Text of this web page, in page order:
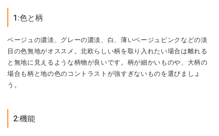
1:色と柄
ベージュの濃淡、グレーの濃淡、白、薄いベージュピンクなどの淡
目の色無地がオススメ。北欧らしい柄を取り入れたい場合は離れる
と無地に見えるような柄物が良いです。柄が細かいものや、大柄の
場合も柄と地の色のコントラストが強すぎないものを選びましょ
う。
2:機能